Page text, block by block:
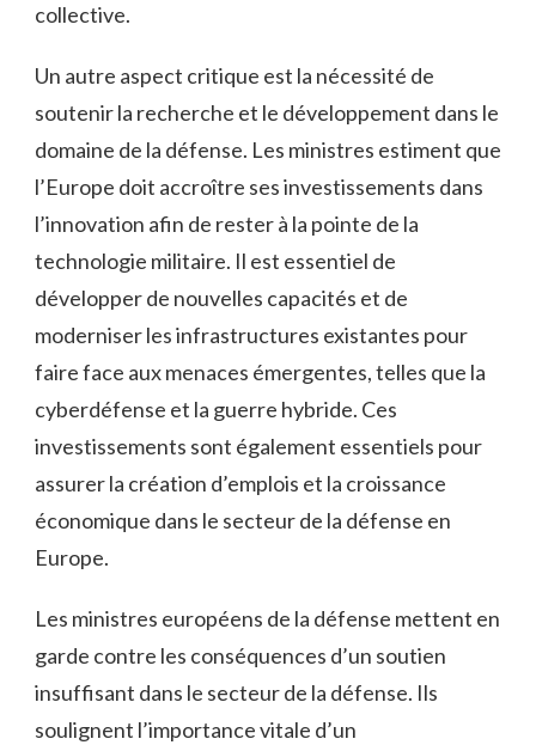
collective.
Un autre aspect critique est la nécessité de
soutenir la ‌recherche et le développement dans le
domaine de ‍la défense. ⁣Les ministres estiment‌ que
l’Europe doit accroître ses investissements dans
l’innovation afin de rester à la pointe de la
technologie militaire. Il est‍ essentiel de
développer de nouvelles ⁣capacités et⁢ de
moderniser les infrastructures existantes pour
faire face aux menaces ​émergentes,⁤ telles que la
⁢cyberdéfense et la guerre hybride. Ces
investissements ‌sont également essentiels pour​
assurer la création d’emplois et la ​croissance
économique dans ⁤le secteur de la ‍défense en
‌Europe.
Les ministres européens de ‌la défense ⁤mettent en
garde contre​ les conséquences d’un soutien
insuffisant dans le secteur ⁣de‍ la⁢ défense. Ils
soulignent l’importance ‌vitale ⁤d’un⁢